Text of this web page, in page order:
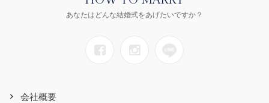
あなたはどんな結婚式をあげたいですか？
会社概要